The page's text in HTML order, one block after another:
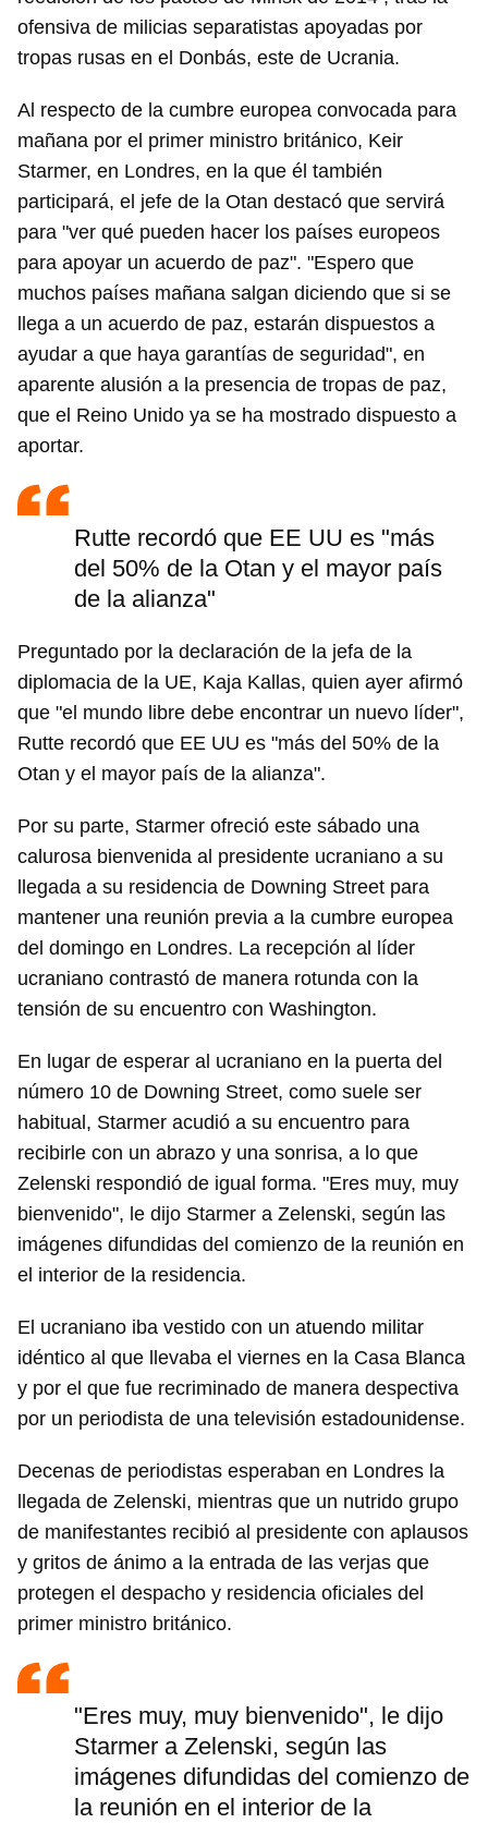
Guardar como favorito
Para poder guardar como favorito, primero has de
iniciar sesión con tu cuenta de 14ymedio.
INICIAR SESIÓN CANCELAR
ofensiva de milicias separatistas apoyadas por
tropas rusas en el Donbás, este de Ucrania.
Al respecto de la cumbre europea convocada para
mañana por el primer ministro británico, Keir
Starmer, en Londres, en la que él también
participará, el jefe de la Otan destacó que servirá
para "ver qué pueden hacer los países europeos
para apoyar un acuerdo de paz". "Espero que
muchos países mañana salgan diciendo que si se
llega a un acuerdo de paz, estarán dispuestos a
ayudar a que haya garantías de seguridad", en
aparente alusión a la presencia de tropas de paz,
que el Reino Unido ya se ha mostrado dispuesto a
aportar.
Rutte recordó que EE UU es "más
del 50% de la Otan y el mayor país
de la alianza"
Preguntado por la declaración de la jefa de la
diplomacia de la UE, Kaja Kallas, quien ayer afirmó
que "el mundo libre debe encontrar un nuevo líder",
Rutte recordó que EE UU es "más del 50% de la
Otan y el mayor país de la alianza".
Por su parte, Starmer ofreció este sábado una
calurosa bienvenida al presidente ucraniano a su
llegada a su residencia de Downing Street para
mantener una reunión previa a la cumbre europea
del domingo en Londres. La recepción al líder
ucraniano contrastó de manera rotunda con la
tensión de su encuentro con Washington.
En lugar de esperar al ucraniano en la puerta del
número 10 de Downing Street, como suele ser
habitual, Starmer acudió a su encuentro para
recibirle con un abrazo y una sonrisa, a lo que
Zelenski respondió de igual forma. "Eres muy, muy
bienvenido", le dijo Starmer a Zelenski, según las
imágenes difundidas del comienzo de la reunión en
el interior de la residencia.
El ucraniano iba vestido con un atuendo militar
idéntico al que llevaba el viernes en la Casa Blanca
y por el que fue recriminado de manera despectiva
por un periodista de una televisión estadounidense.
Decenas de periodistas esperaban en Londres la
llegada de Zelenski, mientras que un nutrido grupo
de manifestantes recibió al presidente con aplausos
y gritos de ánimo a la entrada de las verjas que
protegen el despacho y residencia oficiales del
primer ministro británico.
"Eres muy, muy bienvenido", le dijo
Starmer a Zelenski, según las
imágenes difundidas del comienzo de
la reunión en el interior de la